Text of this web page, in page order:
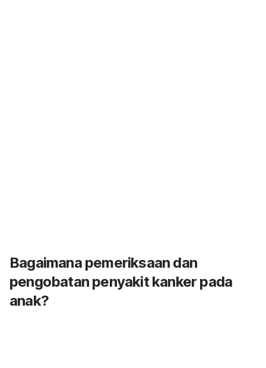
Bagaimana pemeriksaan dan
pengobatan penyakit kanker pada
anak?